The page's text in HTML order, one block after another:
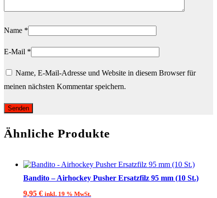
Name *
E-Mail *
Name, E-Mail-Adresse und Website in diesem Browser für
meinen nächsten Kommentar speichern.
Ähnliche Produkte
Bandito – Airhockey Pusher Ersatzfilz 95 mm (10 St.)
9,95 € inkl. 19 % MwSt.